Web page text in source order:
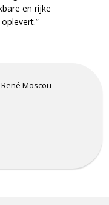
en rijke
René Moscou